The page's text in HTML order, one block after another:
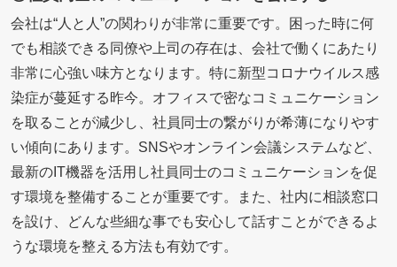
会社は“人と人”の関わりが非常に重要です。困った時に何
でも相談できる同僚や上司の存在は、会社で働くにあたり
非常に心強い味方となります。特に新型コロナウイルス感
染症が蔓延する昨今。オフィスで密なコミュニケーション
を取ることが減少し、社員同士の繋がりが希薄になりやす
い傾向にあります。SNSやオンライン会議システムなど、
最新のIT機器を活用し社員同士のコミュニケーションを促
す環境を整備することが重要です。また、社内に相談窓口
を設け、どんな些細な事でも安心して話すことができるよ
うな環境を整える方法も有効です。